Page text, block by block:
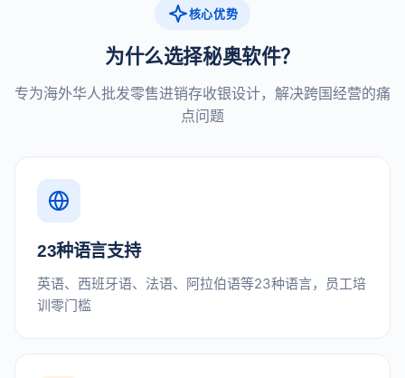
核心优势
为什么选择秘奥软件？
专为海外华人批发零售进销存收银设计，解决跨国经营的痛
点问题
23种语言支持
英语、西班牙语、法语、阿拉伯语等23种语言，员工培
训零门槛